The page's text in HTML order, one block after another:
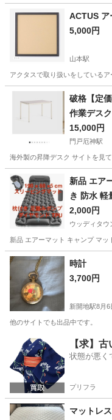
ACTUS
5,000円
山本駅
アクタスで取り扱いをしている
宝塚市 山本駅
破格【定
作業デスク
15,000円
門戸厄神駅
海外製の昇降デスク サイトを見
兵庫 西宮市 門戸厄神駅
新品 エアーマット キャンプ マット 足踏み式 枕付
き 防水 軽
エアベッド
2,000円
ウッディタウ
新品 エアーマット キャンプ マ
兵庫 三田市 ウッディタ
時計
3,700円
新開地駅8月6
他のサイトでも出品中です。
兵庫 神戸市 新開地駅
【求】
状態が悪く
プリフラ
マットレ